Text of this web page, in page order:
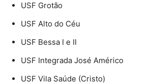
USF Grotão
USF Alto do Céu
USF Bessa I e II
USF Integrada José Américo
USF Vila Saúde (Cristo)